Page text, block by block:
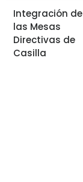
Integración de
las Mesas
Directivas de
Casilla